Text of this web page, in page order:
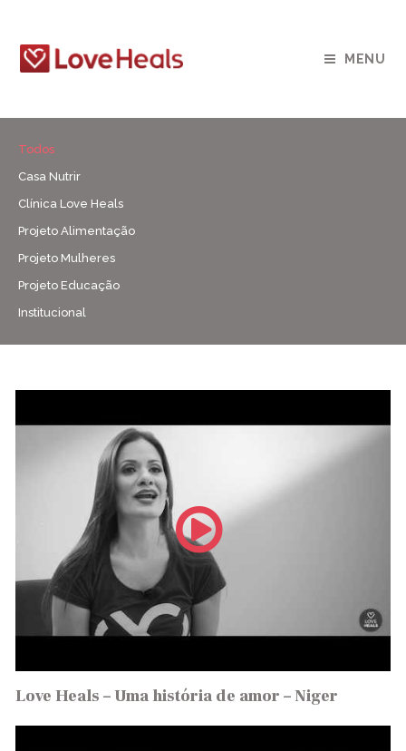
MENU
Todos
Casa Nutrir
Clínica Love Heals
Projeto Alimentação
Projeto Mulheres
Projeto Educação
Institucional
Love Heals – Uma história de amor – Niger